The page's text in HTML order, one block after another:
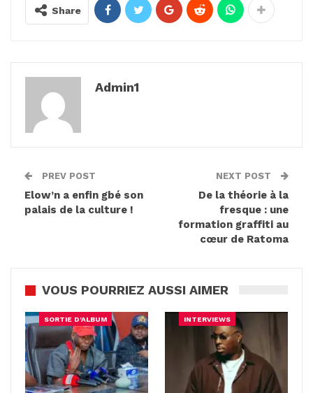
Share
Admin1
PREV POST
Elow’n a enfin gbé son
palais de la culture !
NEXT POST
De la théorie à la
fresque : une
formation graffiti au
cœur de Ratoma
VOUS POURRIEZ AUSSI AIMER
SORTIE D'ALBUM INTERVIEWS